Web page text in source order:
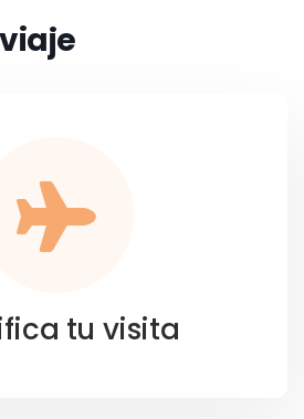
tu visita